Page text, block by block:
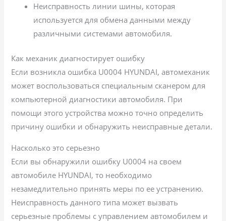
Неисправность линии шины, которая
используется для обмена данными между
различными системами автомобиля.
Как механик диагностирует ошибку
Если возникла ошибка U0004 HYUNDAI, автомеханик
может воспользоваться специальным сканером для
компьютерной диагностики автомобиля. При
помощи этого устройства можно точно определить
причину ошибки и обнаружить неисправные детали.
Насколько это серьезно
Если вы обнаружили ошибку U0004 на своем
автомобиле HYUNDAI, то необходимо
незамедлительно принять меры по ее устранению.
Неисправность данного типа может вызвать
серьезные проблемы с управлением автомобилем и